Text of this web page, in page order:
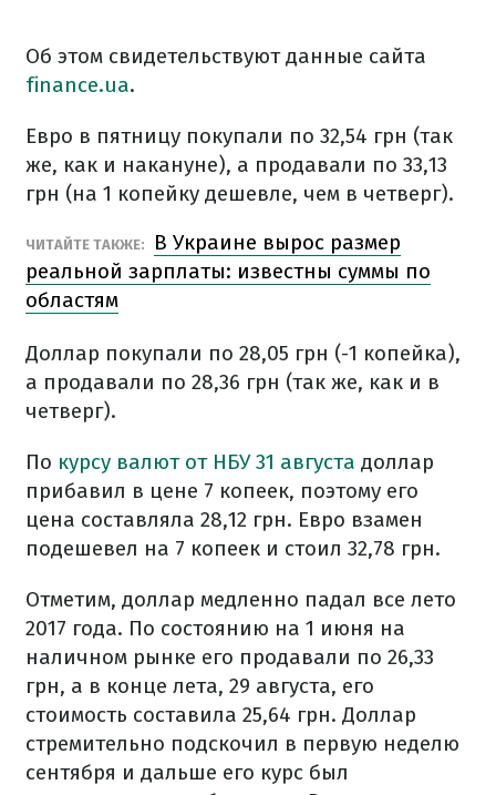
Об этом свидетельствуют данные сайта
finance.ua.
Евро в пятницу покупали по 32,54 грн (так
же, как и накануне), а продавали по 33,13
грн (на 1 копейку дешевле, чем в четверг).
ЧИТАЙТЕ ТАКЖЕ:
В Украине вырос размер
реальной зарплаты: известны суммы по
областям
Доллар покупали по 28,05 грн (-1 копейка),
а продавали по 28,36 грн (так же, как и в
четверг).
По курсу валют от НБУ 31 августа доллар
прибавил в цене 7 копеек, поэтому его
цена составляла 28,12 грн. Евро взамен
подешевел на 7 копеек и стоил 32,78 грн.
Отметим, доллар медленно падал все лето
2017 года. По состоянию на 1 июня на
наличном рынке его продавали по 26,33
грн, а в конце лета, 29 августа, его
стоимость составила 25,64 грн. Доллар
стремительно подскочил в первую неделю
сентября и дальше его курс был